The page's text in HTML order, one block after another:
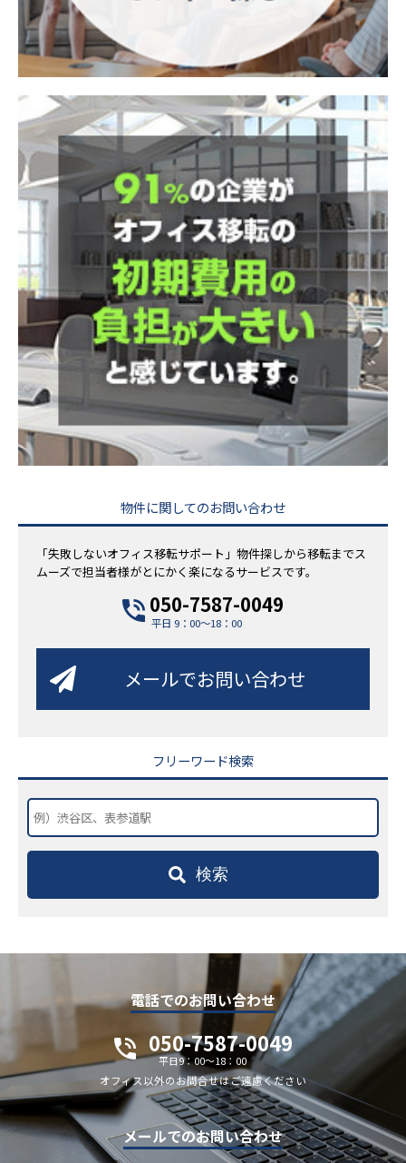
物件に関してのお問い合わせ
「失敗しないオフィス移転サポート」物件探しから移転までス
ムーズで担当者様がとにかく楽になるサービスです。
050-7587-0049
平日 9：00～18：00
メールでお問い合わせ
フリーワード検索
検索
電話でのお問い合わせ
050-7587-0049
平日9：00～18：00
オフィス以外のお問合せはご遠慮ください
メールでのお問い合わせ